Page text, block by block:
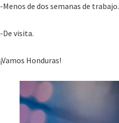
-Menos de dos semanas de trabajo.
-De visita.
¡Vamos Honduras!